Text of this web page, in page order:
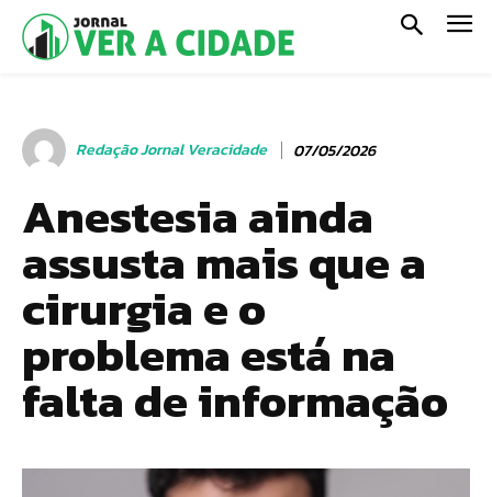
Redação Jornal Veracidade 07/05/2026
Anestesia ainda
assusta mais que a
cirurgia e o
problema está na
falta de informação